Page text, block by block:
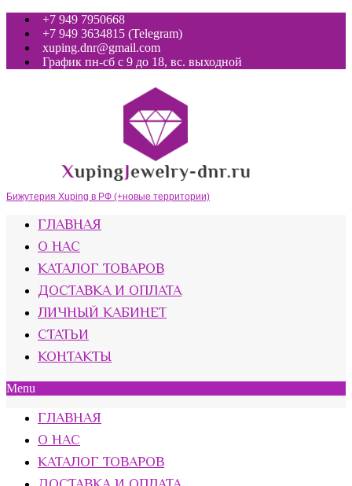
+7 949 7950668
+7 949 3634815 (Telegram)
xuping.dnr@gmail.com
График пн-сб с 9 до 18, вс. выходной
Бижутерия Xuping в РФ (+новые территории)
ГЛАВНАЯ
О НАС
КАТАЛОГ ТОВАРОВ
ДОСТАВКА И ОПЛАТА
ЛИЧНЫЙ КАБИНЕТ
СТАТЬИ
КОНТАКТЫ
Menu
ГЛАВНАЯ
О НАС
КАТАЛОГ ТОВАРОВ